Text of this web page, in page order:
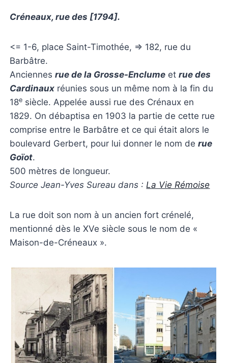
Créneaux, rue des [1794].
<= 1-6, place Saint-Timothée, => 182, rue du
Barbâtre.
Anciennesrue de la Grosse-Enclume etrue des
Cardinaux réunies sous un même nom à la fin du
18e siècle. Appelée aussi rue des Crénaux en
1829. On débaptisa en 1903 la partie de cette rue
comprise entre le Barbâtre et ce qui était alors le
boulevard Gerbert, pour lui donner le nom derue
Goïot.
500 mètres de longueur.
Source Jean-Yves Sureau dans : La Vie Rémoise
La rue doit son nom à un ancien fort crénelé,
mentionné dès le XVe siècle sous le nom de «
Maison-de-Créneaux ».